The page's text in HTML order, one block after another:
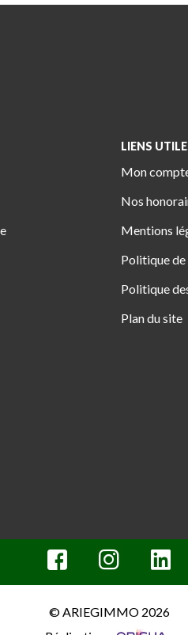
LIENS
Mon
Nos
Mentions
Politique
Politique
Plan du site
© ARIEGIMMO 2026